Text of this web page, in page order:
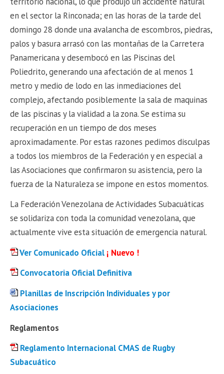
en el sector la Rinconada; en las horas de la tarde del
domingo 28 donde una avalancha de escombros, piedras,
palos y basura arrasó con las montañas de la Carretera
Panamericana y desembocó en las Piscinas del
Poliedrito, generando una afectación de al menos 1
metro y medio de lodo en las inmediaciones del
complejo, afectando posiblemente la sala de maquinas
de las piscinas y la vialidad a la zona. Se estima su
recuperación en un tiempo de dos meses
aproximadamente. Por estas razones pedimos disculpas
a todos los miembros de la Federación y en especial a
las Asociaciones que confirmaron su asistencia, pero la
fuerza de la Naturaleza se impone en estos momentos.
La Federación Venezolana de Actividades Subacuáticas
se solidariza con toda la comunidad venezolana, que
actualmente vive esta situación de emergencia natural.
Ver Comunicado Oficial ¡ Nuevo !
Convocatoria Oficial Definitiva
Planillas de Inscripción Individuales y por
Asociaciones
Reglamentos
Reglamento Internacional CMAS de Rugby
Subacuático